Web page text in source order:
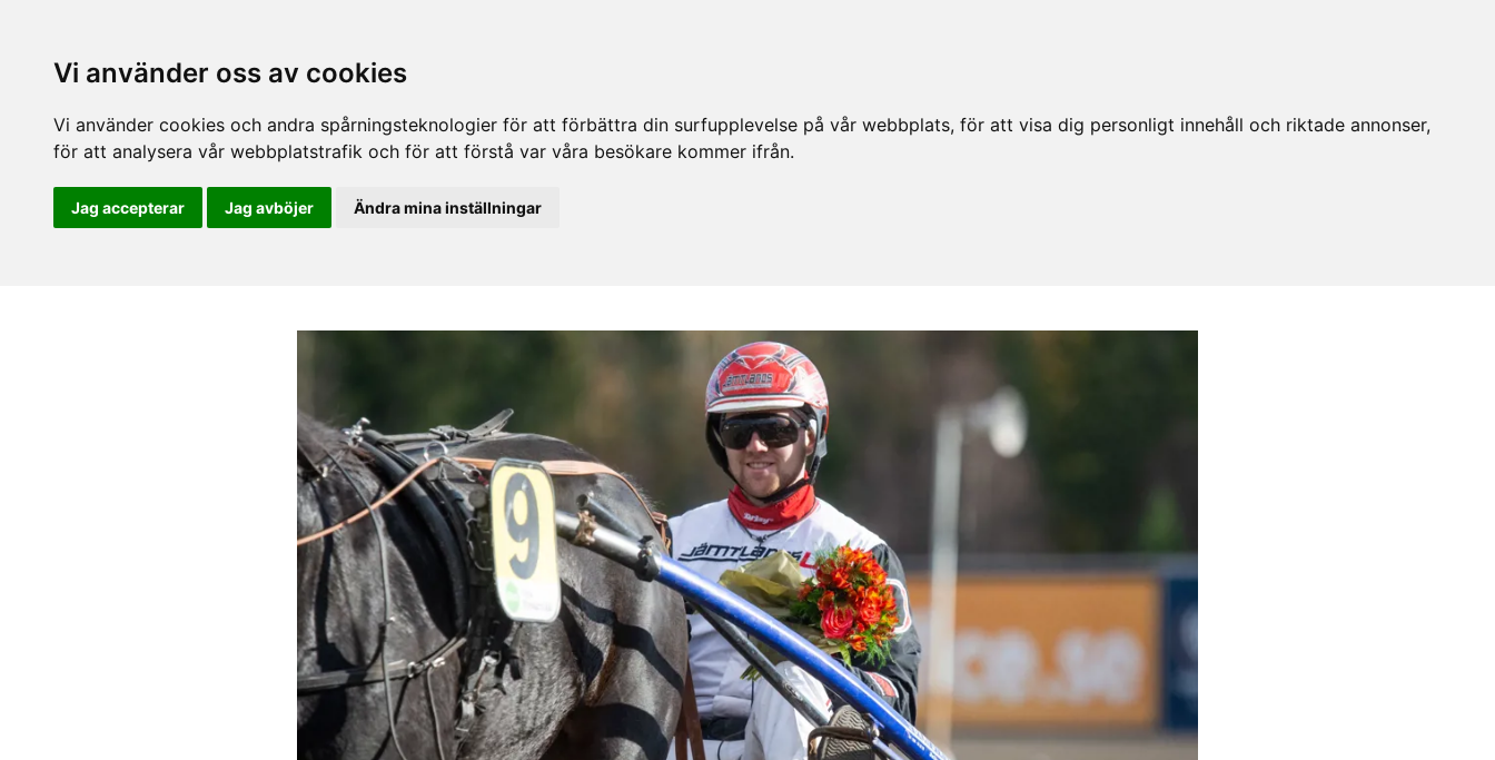
Vi använder oss av cookies
Vi använder cookies och andra spårningsteknologier för att förbättra din surfupplevelse på vår webbplats, för att visa dig personligt innehåll och riktade annonser,
för att analysera vår webbplatstrafik och för att förstå var våra besökare kommer ifrån.
Jag accepterar Jag avböjer Ändra mina inställningar